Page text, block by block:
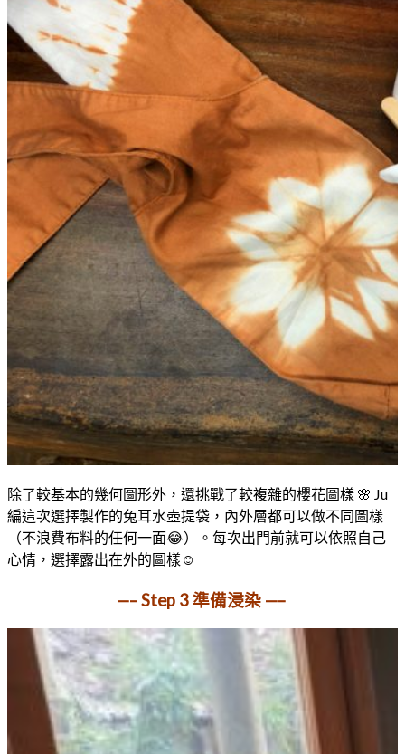
除了較基本的幾何圖形外，還挑戰了較複雜的櫻花圖樣 🌸 Ju
編這次選擇製作的兔耳水壺提袋，內外層都可以做不同圖樣
（不浪費布料的任何一面😂）。每次出門前就可以依照自己
心情，選擇露出在外的圖樣☺️
—– Step 3 準備浸染 —–